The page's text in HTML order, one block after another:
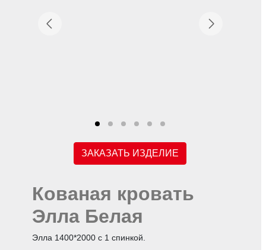
ЗАКАЗАТЬ ИЗДЕЛИЕ
Кованая кровать
Элла Белая
Элла 1400*2000 с 1 спинкой.